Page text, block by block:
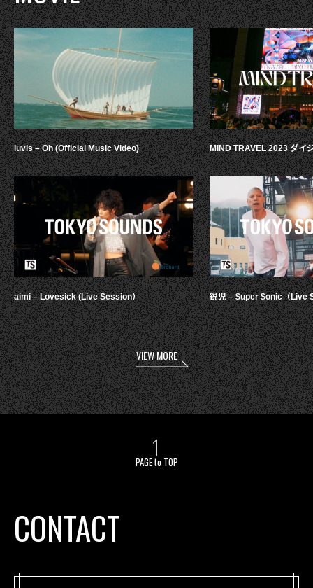
luvis – Oh (Official Music Video)
aimi – Lovesick (Live Session）
MIND TRAVEL 2023 ダイ
鋭児 – $uper $onic（Live
VIEW MORE
PAGE to TOP
CONTACT